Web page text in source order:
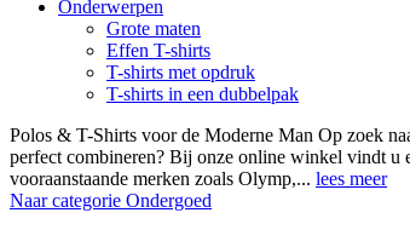
Onderwerpen
Grote maten
Effen T-shirts
T-shirts met opdruk
T-shirts in een dubbelpak
Polos & T-Shirts voor de Moderne Man Op zoek
perfect combineren? Bij onze online winkel vindt u
vooraanstaande merken zoals Olymp,... lees meer
Naar categorie Ondergoed